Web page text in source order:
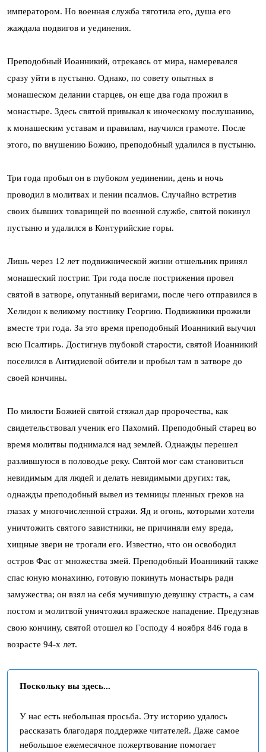
императором. Но военная служба тяготила его, душа его
жаждала подвигов и уединения.
Преподобный Иоанникий, отрекаясь от мира, намеревался
сразу уйти в пустыню. Однако, по совету опытных в
монашеском делании старцев, он еще два года прожил в
монастыре. Здесь святой привыкал к иноческому послушанию,
к монашеским уставам и правилам, научился грамоте. После
этого, по внушению Божию, преподобный удалился в пустыню.
Три года пробыл он в глубоком уединении, день и ночь
проводил в молитвах и пении псалмов. Случайно встретив
своих бывших товарищей по военной службе, святой покинул
пустыню и удалился в Контурийские горы.
Лишь через 12 лет подвижнической жизни отшельник принял
монашеский постриг. Три года после пострижения провел
святой в затворе, опутанный веригами, после чего отправился в
Хелидон к великому постнику Георгию. Подвижники прожили
вместе три года. За это время преподобный Иоанникий выучил
всю Псалтирь. Достигнув глубокой старости, святой Иоанникий
поселился в Антидиевой обители и пробыл там в затворе до
своей кончины.
По милости Божией святой стяжал дар пророчества, как
свидетельствовал ученик его Пахомий. Преподобный старец во
время молитвы поднимался над землей. Однажды перешел
разлившуюся в половодье реку. Святой мог сам становиться
невидимым для людей и делать невидимыми других: так,
однажды преподобный вывел из темницы пленных греков на
глазах у многочисленной стражи. Яд и огонь, которыми хотели
уничтожить святого завистники, не причиняли ему вреда,
хищные звери не трогали его. Известно, что он освободил
остров Фас от множества змей. Преподобный Иоанникий также
спас юную монахиню, готовую покинуть монастырь ради
замужества; он взял на себя мучившую девушку страсть, а сам
постом и молитвой уничтожил вражеское нападение. Предузнав
свою кончину, святой отошел ко Господу 4 ноября 846 года в
возрасте 94-х лет.
Поскольку вы здесь...
У нас есть небольшая просьба. Эту историю удалось
рассказать благодаря поддержке читателей. Даже самое
небольшое ежемесячное пожертвование помогает